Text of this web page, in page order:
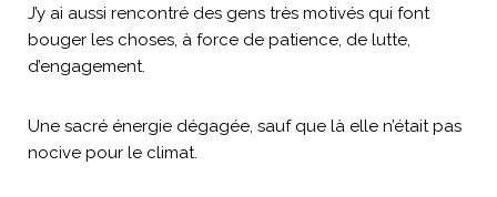
J’y ai aussi rencontré des gens très motivés qui font
bouger les choses, à force de patience, de lutte,
d’engagement.
Une sacré énergie dégagée, sauf que là elle n’était pas
nocive pour le climat.